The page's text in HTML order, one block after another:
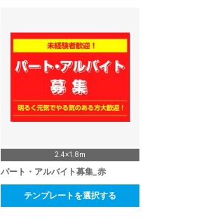
2.4×1.8m
パート・アルバイト募集_赤
テンプレートを選択する